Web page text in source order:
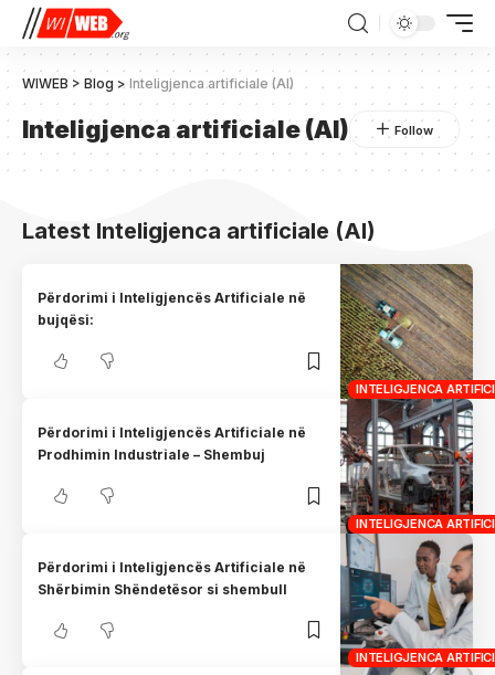
WIWEB > Blog > Inteligjenca artificiale (AI)
Inteligjenca artificiale (AI)
Latest Inteligjenca artificiale (AI)
INTELIGJENCA
Përdorimi i Inteligjencës Artificiale në
bujqësi:
INTELIGJENCA
Përdorimi i Inteligjencës Artificiale në
Prodhimin Industriale – Shembuj
INTELIGJENCA
Përdorimi i Inteligjencës Artificiale në
Shërbimin Shëndetësor si shembull